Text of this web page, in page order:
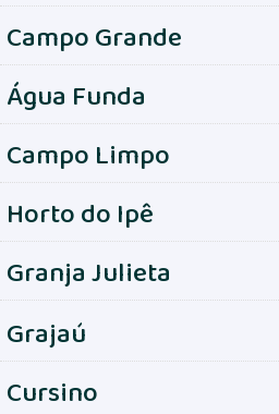
Campo Grande
Água Funda
Campo Limpo
Horto do Ipê
Granja Julieta
Grajaú
Cursino